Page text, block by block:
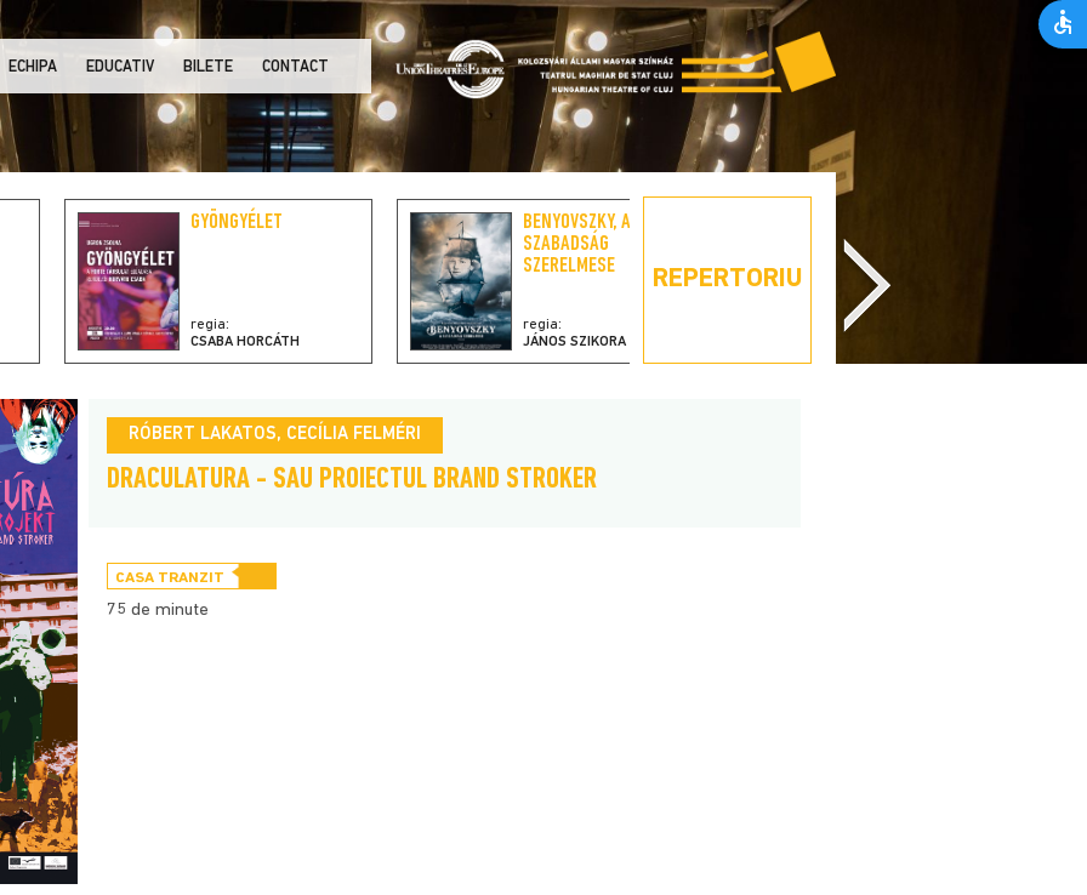
ECHIPA EDUCATIV BILETE CONTACT
REPERTORIU
GYÖNGYÉLET
regia:
CSABA HORCÁTH
BENYOVSZKY, A
SZABADSÁG
SZERELMESE
regia:
JÁNOS SZIKORA
ACOPERIȘ
regia:
RÓBERT LAKATOS, CECÍLIA FELMÉRI
DRACULATURA - SAU PROIECTUL BRAND STROKER
CASA TRANZIT
75 de minute